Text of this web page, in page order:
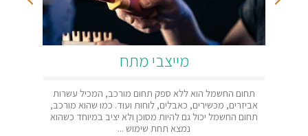
מייצבי מתח
תחום החשמל הוא ללא ספק תחום מורכב, המכיל עשרות
אביזרים, מכשירים, כאבלים, לוחות ועוד. כמו שהוא מורכב,
תחום החשמל יכול גם להיות מסוכן ולא יציב במיוחד כשהוא
נמצא תחת שימוש ...